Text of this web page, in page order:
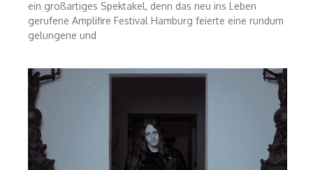
ein großartiges Spektakel, denn das neu ins Leben
gerufene Amplifire Festival Hamburg feierte eine rundum
gelungene und